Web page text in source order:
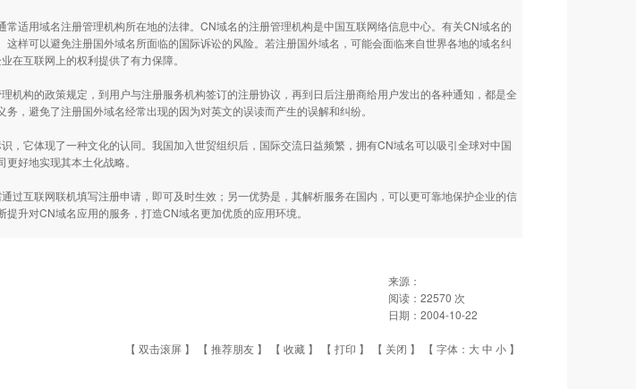
适用域名注册管理机构所在地的法律。CN域名的注册管理机构是中国互联网络信息中心。有关CN域名的
样可以避免注册国外域名所面临的国际诉讼的风险。若注册国外域名，可能会面临来自世界各地的域名纠
在互联网上的权利提供了有力保障。
构的政策规定，到用户与注册服务机构签订的注册协议，再到日后注册商给用户发出的各种通知，都是全
，避免了注册国外域名经常出现的因为对英文的误读而产生的误解和纠纷。
它体现了一种文化的认同。我国加入世贸组织后，国际交流日益频繁，拥有CN域名可以吸引全球对中国
好地实现其本土化战略。
互联网联机填写注册申请，即可及时生效；另一优势是，其解析服务在国内，可以更可靠地保护企业的信
升对CN域名应用的服务，打造CN域名更加优质的应用环境。
来源：
阅读： 22570 次
日期： 2004-10-22
【 双击滚屏 】 【 推荐朋友 】 【 收藏 】 【 打印 】 【 关闭 】 【 字体： 大中 小 】